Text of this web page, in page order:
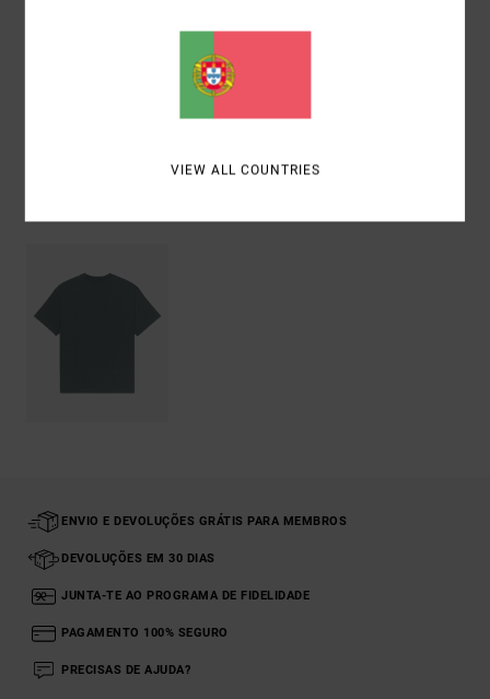
[Tecido principal] 100% algodão orgânico
Envio& Devoluciones
ENVIO E DEVOLUÇÕES GRÁTIS PARA MEMBROS
DEVOLUÇÕES EM 30 DIAS
JUNTA-TE AO PROGRAMA DE FIDELIDADE
PAGAMENTO 100% SEGURO
PRECISAS DE AJUDA?
VIEW ALL COUNTRIES